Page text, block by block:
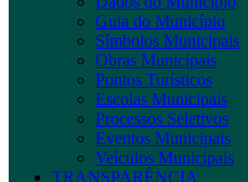
Guia do Município
Símbolos Municipais
Obras Municipais
Pontos Turísticos
Escolas Municipais
Processos Seletivos
Eventos Municipais
Veículos Municipais
TRANSPARÊNCIA